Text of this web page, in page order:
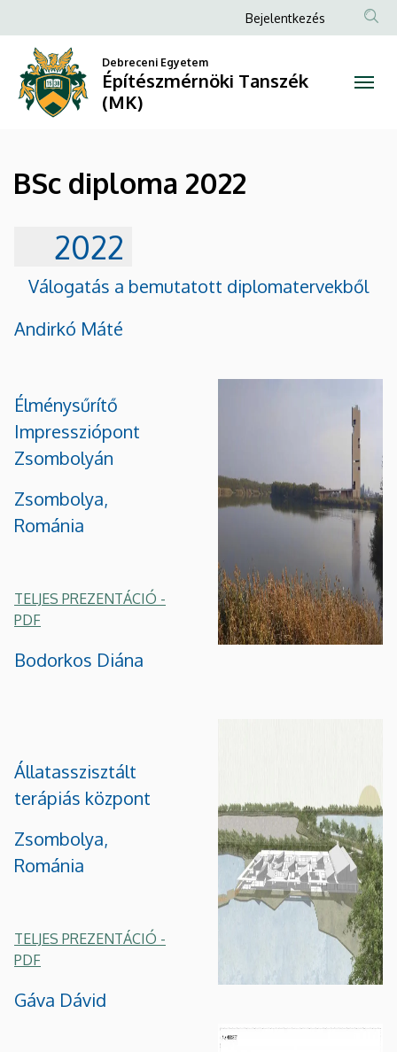
diploma
2022
Építészmérnöki
Tanszék
(MK)
a
tartalomra
Anonim
menüje
Bejelentkezés
Debreceni Egyetem
Építészmérnöki Tanszék
(MK)
BSc diploma 2022
2022
Válogatás a bemutatott diplomatervekből
Andirkó Máté
Élménysűrítő
Impressziópont
Zsombolyán
Zsombolya,
Románia
TELJES PREZENTÁCIÓ -
PDF
Bodorkos Diána
Állatasszisztált
terápiás központ
Zsombolya,
Románia
TELJES PREZENTÁCIÓ -
PDF
Gáva Dávid